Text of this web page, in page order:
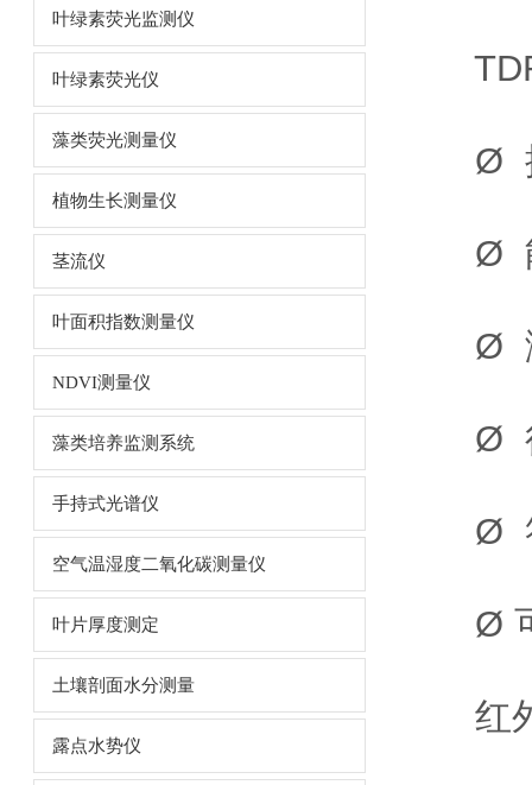
叶绿素荧光监测仪
叶绿素荧光仪
藻类荧光测量仪
植物生长测量仪
茎流仪
叶面积指数测量仪
NDVI测量仪
藻类培养监测系统
手持式光谱仪
空气温湿度二氧化碳测量仪
叶片厚度测定
土壤剖面水分测量
露点水势仪
Ø 提
Ø 能
Ø 测
Ø 行
Ø 符
Ø 可
红外